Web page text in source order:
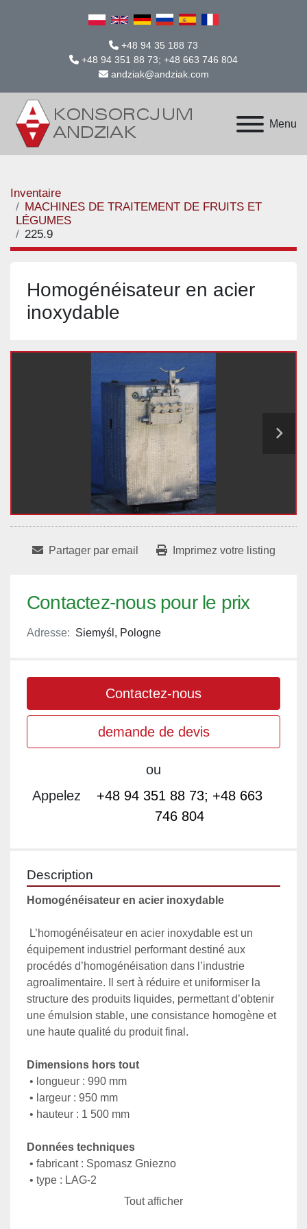
+48 94 35 188 73
+48 94 351 88 73; +48 663 746 804
andziak@andziak.com
Menu
Inventaire
MACHINES DE TRAITEMENT DE FRUITS ET
LÉGUMES
225.9
Homogénéisateur en acier
inoxydable
Partager par email Imprimez votre listing
Contactez-nous pour le prix
Adresse: Siemyśl, Pologne
Contactez-nous
demande de devis
ou
Appelez
+48 94 351 88 73; +48 663
746 804
Description
Homogénéisateur en acier inoxydable
équipement industriel performant destiné aux
procédés d’homogénéisation dans l’industrie
agroalimentaire. Il sert à réduire et uniformiser la
structure des produits liquides, permettant d’obtenir
une émulsion stable, une consistance homogène et
une haute qualité du produit final.
Dimensions hors tout
• longueur : 990 mm
• largeur : 950 mm
• hauteur : 1 500 mm
Données techniques
• fabricant : Spomasz Gniezno
• type : LAG-2
Tout afficher